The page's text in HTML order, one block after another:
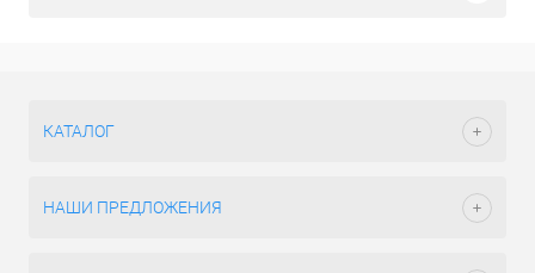
КАТАЛОГ
НАШИ ПРЕДЛОЖЕНИЯ